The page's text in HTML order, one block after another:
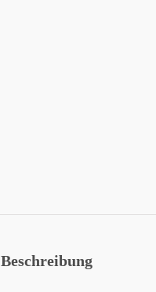
Beschreibung